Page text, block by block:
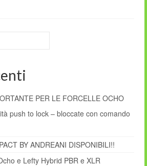
PER LE FORCELLE OCHO
push to lock – bloccate con comando
BY ANDREANI DISPONIBILI!!
e Lefty Hybrid PBR e XLR